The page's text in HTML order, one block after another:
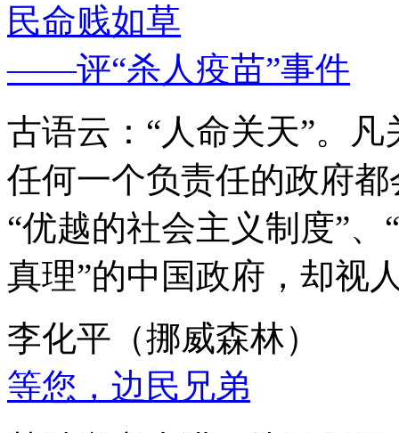
民命贱如草
——评“杀人疫苗”事件
古语云：“人命关天”。
任何一个负责任的政府
“优越的社会主义制度”
真理”的中国政府，却视
李化平（挪威森林）
等您，边民兄弟